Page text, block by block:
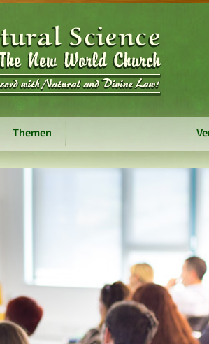
Themen